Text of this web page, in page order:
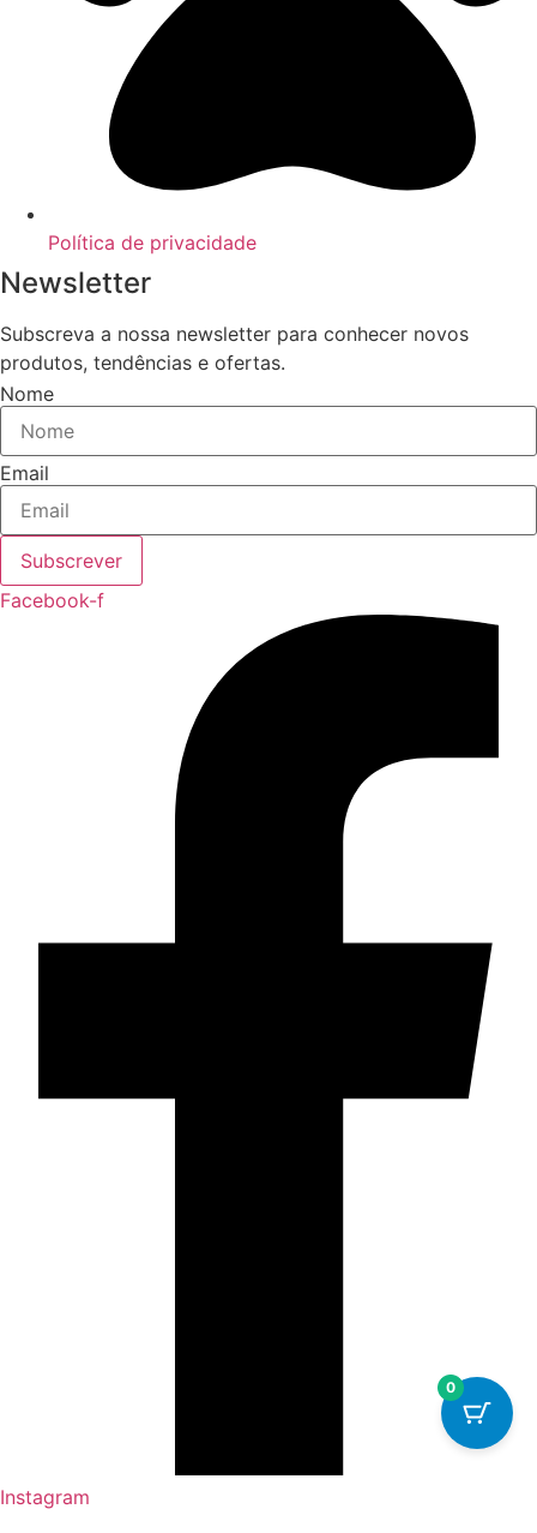
Política de privacidade
Newsletter
Subscreva a nossa newsletter para conhecer novos
produtos, tendências e ofertas.
Nome
Email
Subscrever
Facebook-f
Instagram
0